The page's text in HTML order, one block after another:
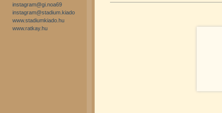
instagram@gi.noa69
instagram@stadium.kiado
www.stadiumkiado.hu
www.ratkay.hu